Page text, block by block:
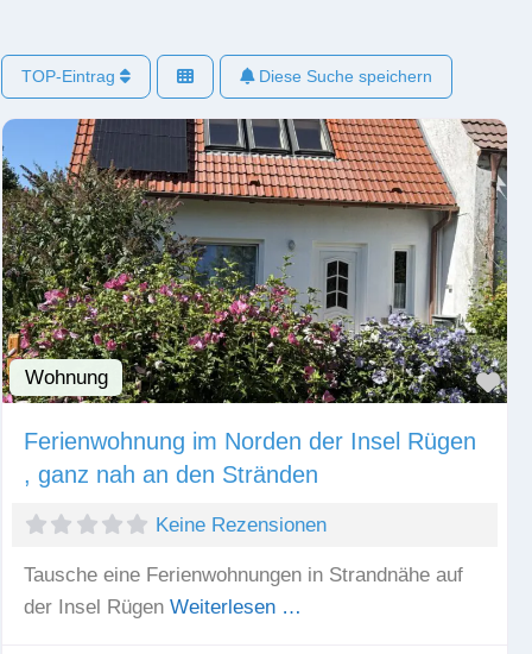
TOP-Eintrag Diese Suche speichern
Wohnung
Ferienwohnung im Norden der Insel Rügen
, ganz nah an den Stränden
Keine Rezensionen
Tausche eine Ferienwohnungen in Strandnähe auf
der Insel Rügen Weiterlesen …